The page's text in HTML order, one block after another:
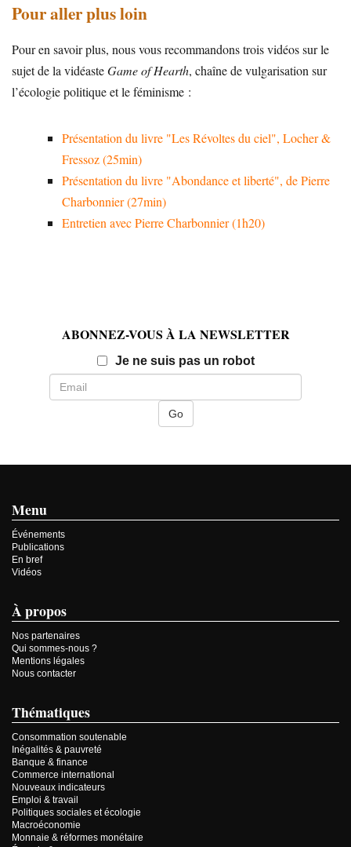
Pour aller plus loin
Pour en savoir plus, nous vous recommandons trois vidéos sur le
sujet de la vidéasteGame of Hearth, chaîne de vulgarisation sur
l’écologie politique et le féminisme :
Présentation du livre "Les Révoltes du ciel", Locher &
Fressoz (25min)
Présentation du livre "Abondance et liberté", de Pierre
Charbonnier (27min)
Entretien avec Pierre Charbonnier (1h20)
ABONNEZ-VOUS À LA NEWSLETTER
Je ne suis pas un robotEmail
Menu
Événements
Publications
En bref
Vidéos
À propos
Nos partenaires
Qui sommes-nous ?
Mentions légales
Nous contacter
Thématiques
Consommation soutenable
Inégalités & pauvreté
Banque & finance
Commerce international
Nouveaux indicateurs
Emploi & travail
Politiques sociales et écologie
Macroéconomie
Monnaie & réformes monétaire